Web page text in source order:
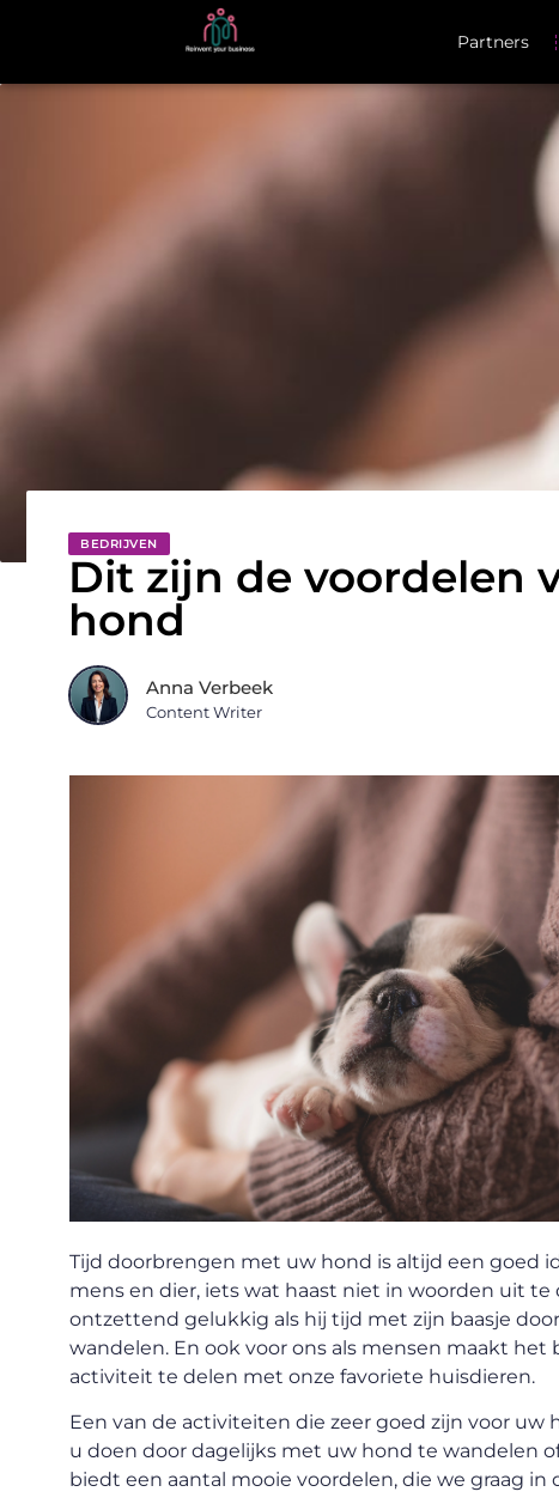
Partners
BEDRIJVEN
Dit zijn de voordelen
hond
Anna Verbeek
Content Writer
Tijd doorbrengen met uw hond is altijd een goed
mens en dier, iets wat haast niet in woorden uit
ontzettend gelukkig als hij tijd met zijn baasje
wandelen. En ook voor ons als mensen maakt
activiteit te delen met onze favoriete huisdieren.
Een van de activiteiten die zeer goed zijn voor
u doen door dagelijks met uw hond te wandelen
biedt een aantal mooie voordelen, die we graag